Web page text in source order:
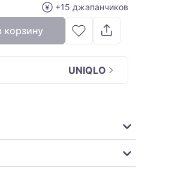
+15 джапанчиков
корзину
UNIQLO